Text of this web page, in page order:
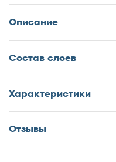
75x190
75x200
80x180
80x185
80x186
80x190
Описание
Cостав слоев
Характеристики
Отзывы
Оставить